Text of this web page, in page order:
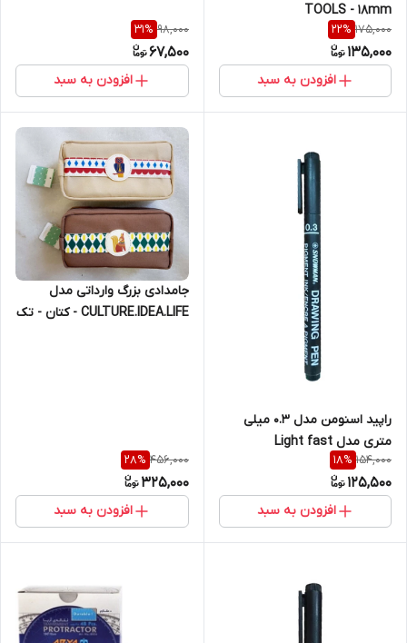
TOOLS - 18mm
175,000
22%
135,000
افزودن به سبد
98,000
31%
67,500
افزودن به سبد
راپید اسنومن مدل 0.3 میلی
متری مدل Light fast
SNOWMAN
154,000
18%
125,500
افزودن به سبد
جامدادی بزرگ وارداتی مدل
CULTURE.IDEA.LIFE - کتان - تک
456,000
28%
325,000
افزودن به سبد